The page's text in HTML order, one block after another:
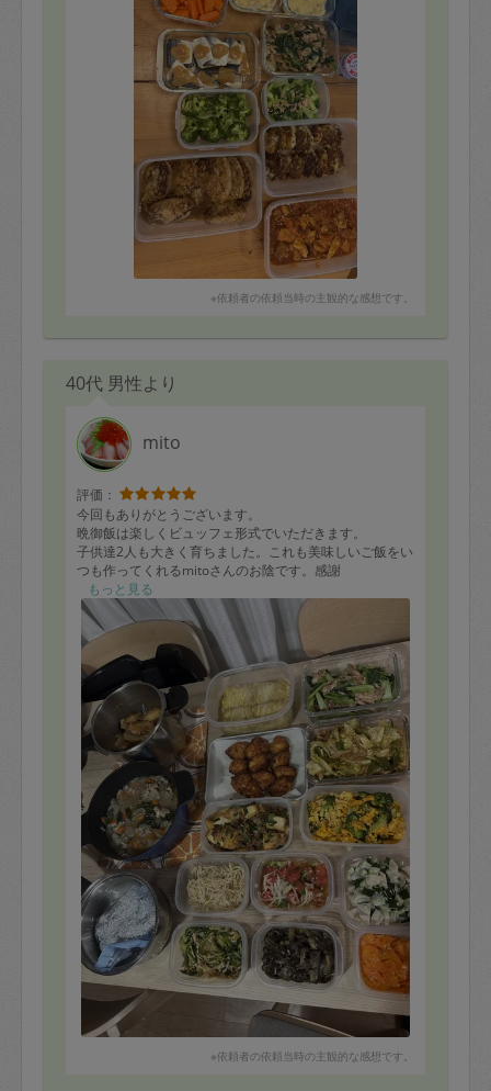
※依頼者の依頼当時の主観的な感想です。
40代 男性より
mito
評価：
今回もありがとうございます。
晩御飯は楽しくビュッフェ形式でいただきます。
子供達2人も大きく育ちました。これも美味しいご飯をい
つも作ってくれるmitoさんのお陰です。感謝
これからもよろしくお願いします。
もっと見る
※依頼者の依頼当時の主観的な感想です。